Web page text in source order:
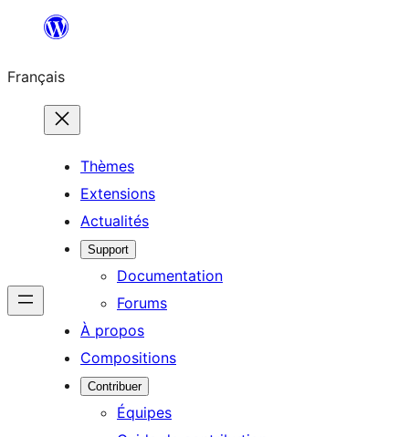
contenu
Français
Thèmes
Extensions
Actualités
Support
Documentation
Forums
À propos
Compositions
Contribuer
Équipes